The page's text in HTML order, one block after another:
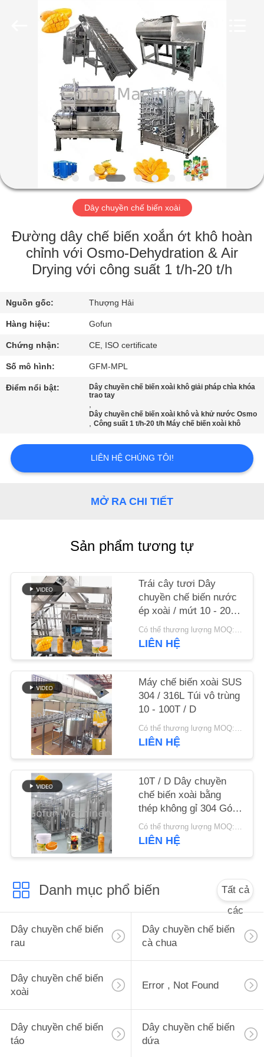
VIDEO
DẪN
CHÚNG
TÔI
THAM
QUAN
KIỂM
SOÁT
HỆ
CHÚNG
TỨC
CÁC
TRƯỜNG
HỢP
YÊU
CẦU
BÁO
SƠ
ĐỒ
TRANG
WEB
CHÍNH
SÁCH
BẢO
MẬT
Dây chuyền chế biến xoài
Đường dây chế biến xoắn ớt khô hoàn
chỉnh với Osmo-Dehydration & Air
Drying với công suất 1 t/h-20 t/h
Nguồn gốc: Thượng Hải
Hàng hiệu: Gofun
Chứng nhận: CE, ISO certificate
Số mô hình: GFM-MPL
Điểm nổi bật:
Dây chuyền chế biến xoài khô giải pháp chìa khóa
trao tay
,
Dây chuyền chế biến xoài khô và khử nước Osmo
,Công suất 1 t/h-20 t/h Máy chế biến xoài khô
LIÊN HỆ CHÚNG TÔI!
MỞ RA CHI TIẾT
Sản phẩm tương tự
Trái cây tươi Dây
chuyền chế biến nước
ép xoài / mứt 10 - 200T
/ D
Có thể thương lượng MOQ:1 BỘ
LIÊN HỆ
Máy chế biến xoài SUS
304 / 316L Túi vô trùng
10 - 100T / D
Có thể thương lượng MOQ:1 bộ
LIÊN HỆ
10T / D Dây chuyền
chế biến xoài bằng
thép không gỉ 304 Gói
túi vô trùng
Có thể thương lượng MOQ:1 bộ
LIÊN HỆ
Danh mục phổ biến
Tất cả
các
Dây chuyền chế biến
rau
Dây chuyền chế biến
cà chua
Dây chuyền chế biến
xoài
Error , Not Found
Dây chuyền chế biến
táo
Dây chuyền chế biến
dứa